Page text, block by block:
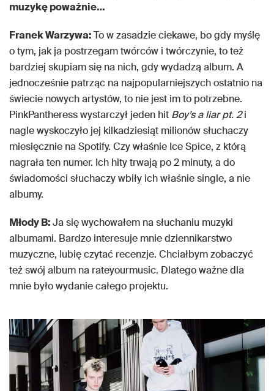
muzykę poważnie…
Franek Warzywa:To w zasadzie ciekawe, bo gdy myślę
o tym, jak ja postrzegam twórców i twórczynie, to też
bardziej skupiam się na nich, gdy wydadzą album. A
jednocześnie patrząc na najpopularniejszych ostatnio na
świecie nowych artystów, to nie jest im to potrzebne.
PinkPantheress wystarczył jeden hit Boy’s a liar pt. 2i
nagle wyskoczyło jej kilkadziesiąt milionów słuchaczy
miesięcznie na Spotify. Czy właśnie Ice Spice, z którą
nagrała ten numer. Ich hity trwają po 2 minuty, a do
świadomości słuchaczy wbiły ich właśnie single, a nie
albumy.
Młody B:Ja się wychowałem na słuchaniu muzyki
albumami. Bardzo interesuje mnie dziennikarstwo
muzyczne, lubię czytać recenzje. Chciałbym zobaczyć
też swój album na rateyourmusic. Dlatego ważne dla
mnie było wydanie całego projektu.